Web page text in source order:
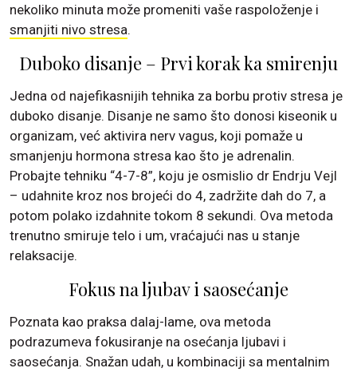
nekoliko minuta može promeniti vaše raspoloženje i
smanjiti nivo stresa.
Duboko disanje – Prvi korak ka smirenju
Jedna od najefikasnijih tehnika za borbu protiv stresa je
duboko disanje. Disanje ne samo što donosi kiseonik u
organizam, već aktivira nerv vagus, koji pomaže u
smanjenju hormona stresa kao što je adrenalin.
Probajte tehniku “4-7-8”, koju je osmislio dr Endrju Vejl
– udahnite kroz nos brojeći do 4, zadržite dah do 7, a
potom polako izdahnite tokom 8 sekundi. Ova metoda
trenutno smiruje telo i um, vraćajući nas u stanje
relaksacije.
Fokus na ljubav i saosećanje
Poznata kao praksa dalaj-lame, ova metoda
podrazumeva fokusiranje na osećanja ljubavi i
saosećanja. Snažan udah, u kombinaciji sa mentalnim